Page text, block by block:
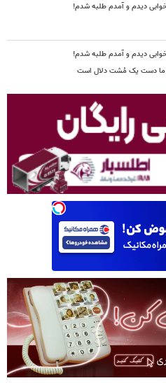
خوابی دیدم و آمدم طلبه شدم!
خوابی دیدم و آمدم طلبه شدم!
ما دست یک مُشت دلال است